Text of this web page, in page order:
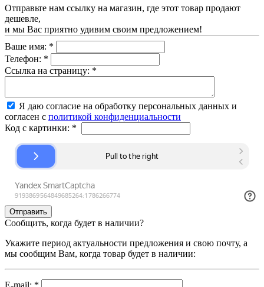
Отправьте нам ссылку на магазин, где этот товар продают
дешевле,
и мы Вас приятно удивим своим предложением!
Ваше имя: *
Телефон: *
Ссылка на страницу: *
Я даю согласие на обработку персональных данных и
согласен с политикой конфиденциальности
Код с картинки: *
Сообщить, когда будет в наличии?
Укажите период актуальности предложения и свою почту, а
мы сообщим Вам, когда товар будет в наличии:
E-mail: *